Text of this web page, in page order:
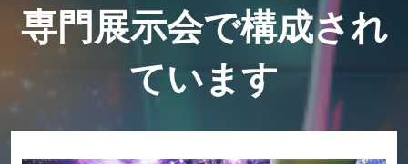
専門展示会で構成され
ています